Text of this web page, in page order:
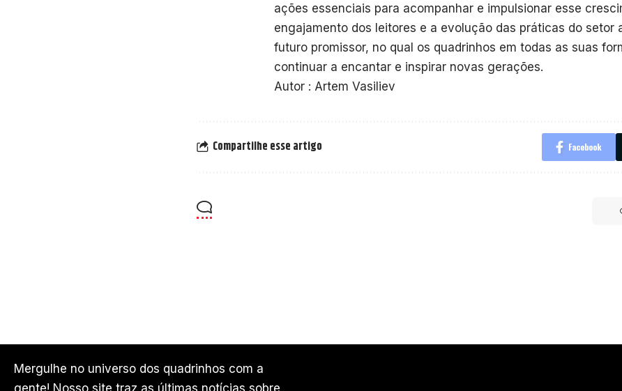
ações essenciais para acompanhar e impulsionar esse
engajamento dos leitores e a evolução das práticas do setor
futuro promissor, no qual os quadrinhos em todas as suas
continuar a encantar e inspirar novas gerações.
Autor : Artem Vasiliev
Compartilhe esse artigo Facebook
Mergulhe no universo dos quadrinhos com a
gente! Nosso site traz as últimas notícias sobre